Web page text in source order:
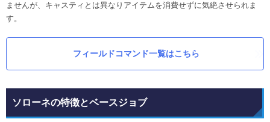
ませんが、キャスティとは異なりアイテムを消費せずに気絶させられま
す。
フィールドコマンド一覧はこちら
ソローネの特徴とベースジョブ